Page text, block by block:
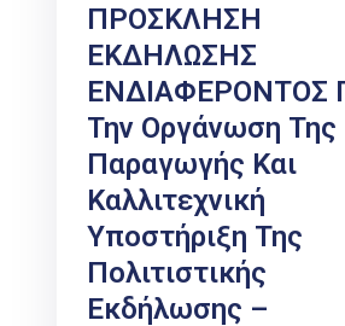
ΠΡΟΣΚΛΗΣΗ
ΕΚΔΗΛΩΣΗΣ
ΕΝΔΙΑΦΕΡΟΝΤΟΣ
Την Οργάνωση Της
Παραγωγής Και
Καλλιτεχνική
Υποστήριξη Της
Πολιτιστικής
Εκδήλωσης –